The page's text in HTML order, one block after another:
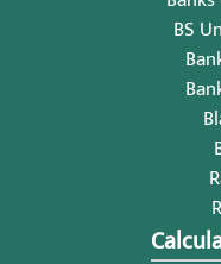
BS